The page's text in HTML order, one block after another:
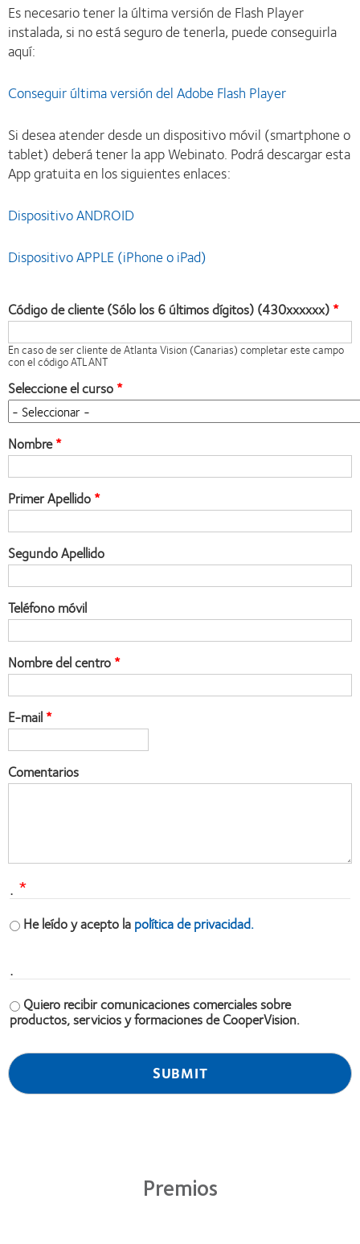
Es necesario tener la última versión de Flash Player
instalada, si no está seguro de tenerla, puede conseguirla
aquí:
Conseguir última versión del Adobe Flash Player
Si desea atender desde un dispositivo móvil (smartphone o
tablet) deberá tener la app Webinato. Podrá descargar esta
App gratuita en los siguientes enlaces:
Dispositivo ANDROID
Dispositivo APPLE (iPhone o iPad)
Código de cliente (Sólo los 6 últimos dígitos) (430xxxxxx)
En caso de ser cliente de Atlanta Vision (Canarias) completar este campo
con el código ATLANT
Seleccione el curso
Nombre
Primer Apellido
Segundo Apellido
Teléfono móvil
Nombre del centro
E-mail
Comentarios
.
He leído y acepto lapolítica de privacidad.
.
Quiero recibir comunicaciones comerciales sobre
productos, servicios y formaciones de CooperVision.
Premios